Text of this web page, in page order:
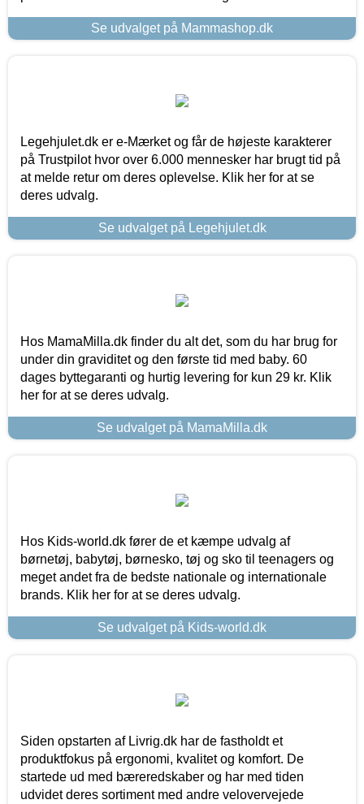
Se udvalget på Mammashop.dk
Legehjulet.dk er e-Mærket og får de højeste karakterer
på Trustpilot hvor over 6.000 mennesker har brugt tid på
at melde retur om deres oplevelse. Klik her for at se
deres udvalg.
Se udvalget på Legehjulet.dk
Hos MamaMilla.dk finder du alt det, som du har brug for
under din graviditet og den første tid med baby. 60
dages byttegaranti og hurtig levering for kun 29 kr. Klik
her for at se deres udvalg.
Se udvalget på MamaMilla.dk
Hos Kids-world.dk fører de et kæmpe udvalg af
børnetøj, babytøj, børnesko, tøj og sko til teenagers og
meget andet fra de bedste nationale og internationale
brands. Klik her for at se deres udvalg.
Se udvalget på Kids-world.dk
Siden opstarten af Livrig.dk har de fastholdt et
produktfokus på ergonomi, kvalitet og komfort. De
startede ud med bæreredskaber og har med tiden
udvidet deres sortiment med andre velovervejede